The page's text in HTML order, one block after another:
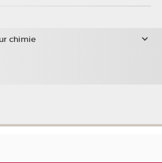
chimie